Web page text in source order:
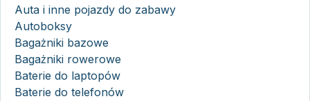
Auta i inne pojazdy do zabawy
Autoboksy
Bagażniki bazowe
Bagażniki rowerowe
Baterie do laptopów
Baterie do telefonów